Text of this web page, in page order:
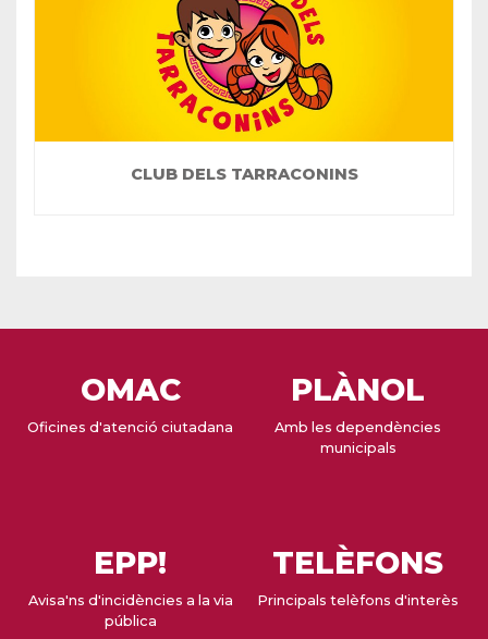
CLUB DELS TARRACONINS
OMAC
Oficines d'atenció ciutadana
PLÀNOL
Amb les dependències
municipals
EPP!
Avisa'ns d'incidències a la via
pública
TELÈFONS
Principals telèfons d'interès